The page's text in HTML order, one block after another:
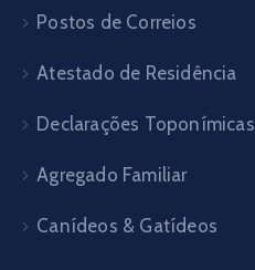
Postos de Correios
Atestado de Residência
Declarações Toponímicas
Agregado Familiar
Canídeos & Gatídeos